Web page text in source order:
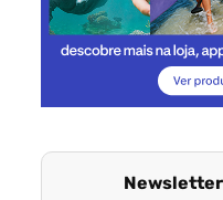
Newsletter